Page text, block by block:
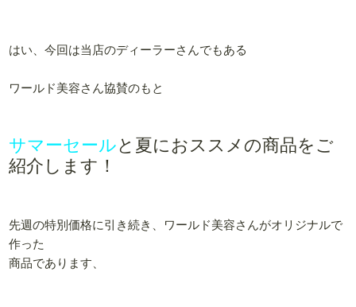
はい、今回は当店のディーラーさんでもある
ワールド美容さん協賛のもと
サマーセールと夏におススメの商品をご
紹介します！
先週の特別価格に引き続き、ワールド美容さんがオリジナルで
作った
商品であります、